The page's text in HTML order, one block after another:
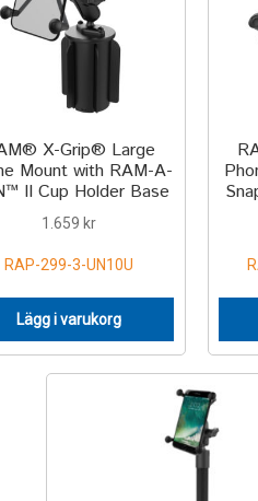
X-Grip® Large
Mount with RAM-A-
II Cup Holder Base
1.659 kr
RAP-299-3-UN10U
Lägg i varukorg